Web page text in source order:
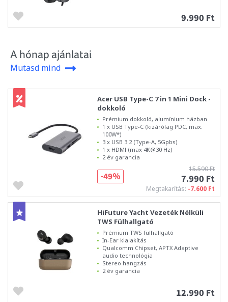
9.990 Ft
A hónap ajánlatai
Mutasd mind
Acer USB Type-C 7 in 1 Mini Dock -
dokkoló
Prémium dokkoló, alumínium házban
1 x USB Type-C (kizárólag PDC, max.
100W*)
3 x USB 3.2 (Type-A, 5Gpbs)
1 x HDMI (max 4K@30 Hz)
2 év garancia
15.590 Ft
7.990 Ft
Megtakarítás: -7.600 Ft
-49%
HiFuture Yacht Vezeték Nélküli
TWS Fülhallgató
Prémium TWS fülhallgató
In-Ear kialakítás
Qualcomm Chipset, APTX Adaptive
audio technológia
Stereo hangzás
2 év garancia
12.990 Ft